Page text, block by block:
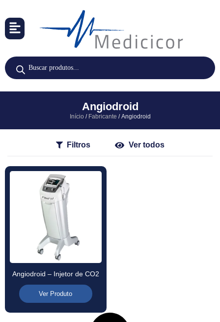
Angiodroid
Início / Fabricante / Angiodroid
Filtros Ver todos
Angiodroid – Injetor de CO2
Ver Produto